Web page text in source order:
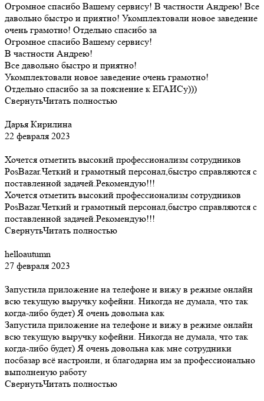
Огромное спасибо Вашему сервису! В частности Андрею! Все
давольно быстро и приятно! Укомплектовали новое заведение
очень грамотно! Отдельно спасибо за
Огромное спасибо Вашему сервису!
В частности Андрею!
Все давольно быстро и приятно!
Укомплектовали новое заведение очень грамотно!
Отдельно спасибо за за пояснение к ЕГАИСу)))
СвернутьЧитать полностью
Дарья Кирилина
22 февраля 2023
Хочется отметить высокий профессионализм сотрудников
PosBazar.Четкий и грамотный персонал,быстро справляются с
поставленной задачей.Рекомендую!!!
Хочется отметить высокий профессионализм сотрудников
PosBazar.Четкий и грамотный персонал,быстро справляются с
поставленной задачей.Рекомендую!!!
СвернутьЧитать полностью
helloautumn
27 февраля 2023
Запустила приложение на телефоне и вижу в режиме онлайн
всю текущую выручку кофейни. Никогда не думала, что так
когда-либо будет) Я очень довольна как
Запустила приложение на телефоне и вижу в режиме онлайн
всю текущую выручку кофейни. Никогда не думала, что так
когда-либо будет) Я очень довольна как мне сотрудники
посбазар всё настроили, и благодарна им за профессионально
выполненую работу
СвернутьЧитать полностью